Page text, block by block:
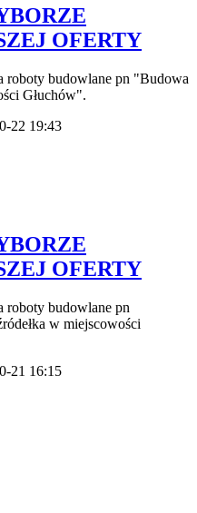
OFERTY
roboty budowlane pn "Budowa
Głuchów".
22 19:43
OFERTY
roboty budowlane pn
w miejscowości
21 16:15